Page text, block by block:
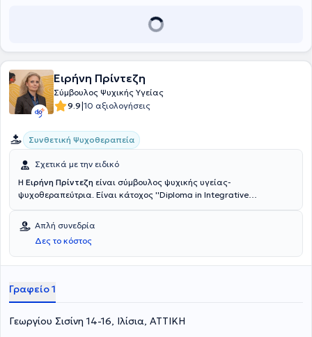
Ειρήνη Πρίντεζη
Σύμβουλος Ψυχικής Υγείας
9.9|10 αξιολογήσεις
Συνθετική Ψυχοθεραπεία
Σχετικά με την ειδικό
Η Ειρήνη Πρίντεζη είναι σύμβουλος ψυχικής υγείας-
ψυχοθεραπεύτρια. Είναι κάτοχος ''Diploma in Integrative
Certificate for Psychotherapy) απο την Ευρωπαική Εταιρεία
Ψυχοθεραπείας (European Association for Psychotherapy- EAP).
Είναι μέλος της Ευρωπαικής Εταιρείας Ψυχοθεραπείας καθώς και
της Εθνικής Εταιρείας Ψυχοθεραπείας Ελλάδος (ΕΕΨΕ).
Απλή συνεδρία
Δες το κόστος
Γραφείο 1
Γεωργίου Σισίνη 14-16, Ιλίσια, ΑΤΤΙΚΗ